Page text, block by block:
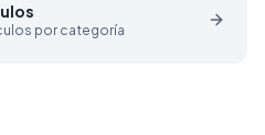
por categoría